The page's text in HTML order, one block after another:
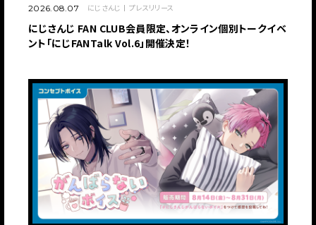
2026.08.07 にじさんじ プレスリリース
にじさんじ FAN CLUB会員限定、オンライン個別トークイベ
ント「にじFANTalk Vol.6」開催決定！